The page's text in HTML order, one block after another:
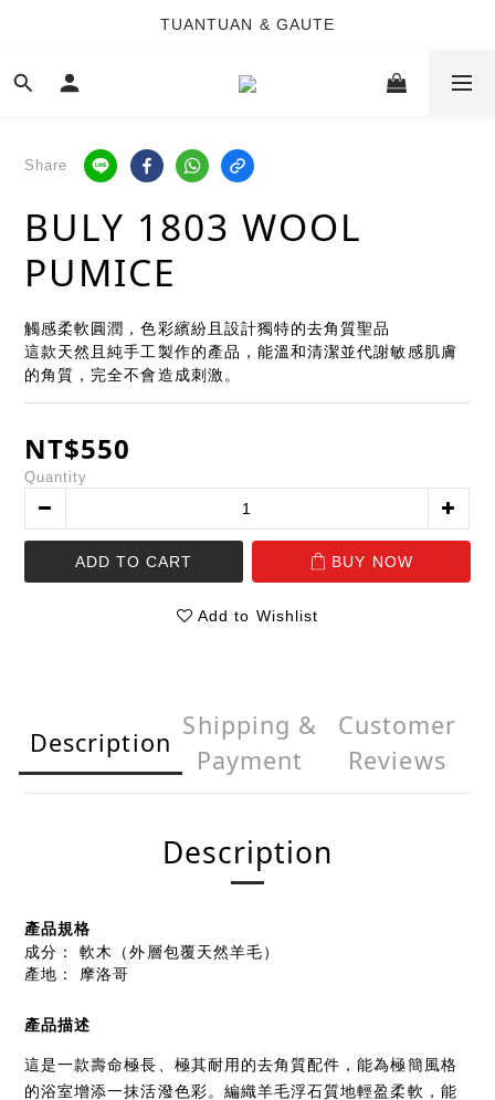
TUANTUAN & GAUTE
TUANTUAN & GAUTE
新會員註冊即贈 NT$100 購物金
Share
BULY 1803 WOOL
PUMICE
觸感柔軟圓潤，色彩繽紛且設計獨特的去角質聖品
這款天然且純手工製作的產品，能溫和清潔並代謝敏感肌膚
的角質，完全不會造成刺激。
NT$550
Quantity
ADD TO CART BUY NOW
Add to Wishlist
Description
Shipping &
Payment
Customer
Reviews
Description
產品規格
成分：
軟木（外層包覆天然羊毛）
產地：
摩洛哥
產品描述
這是一款壽命極長、極其耐用的去角質配件，能為極簡風格
的浴室增添一抹活潑色彩。編織羊毛浮石質地輕盈柔軟，能